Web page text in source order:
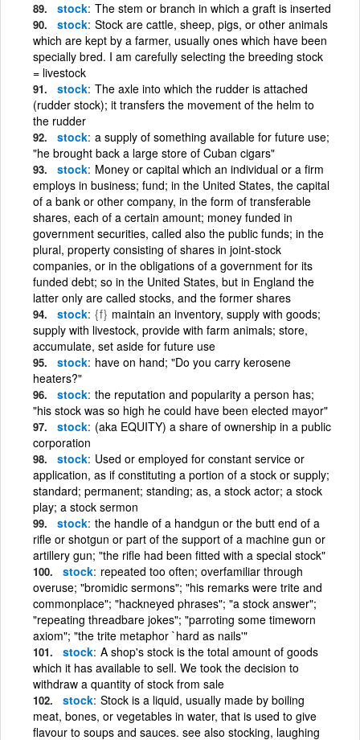
stock The stem or branch in which a graft is inserted
stock Stock are cattle, sheep, pigs, or other animals
which are kept by a farmer, usually ones which have been
specially bred. I am carefully selecting the breeding stock
= livestock
stock The axle into which the rudder is attached
(rudder stock); it transfers the movement of the helm to
the rudder
stock a supply of something available for future use;
"he brought back a large store of Cuban cigars"
stock Money or capital which an individual or a firm
employs in business; fund; in the United States, the capital
of a bank or other company, in the form of transferable
shares, each of a certain amount; money funded in
government securities, called also the public funds; in the
plural, property consisting of shares in joint-stock
companies, or in the obligations of a government for its
funded debt; so in the United States, but in England the
latter only are called stocks, and the former shares
stock {f} maintain an inventory, supply with goods;
supply with livestock, provide with farm animals; store,
accumulate, set aside for future use
stock have on hand; "Do you carry kerosene
heaters?"
stock the reputation and popularity a person has;
"his stock was so high he could have been elected mayor"
stock (aka EQUITY) a share of ownership in a public
corporation
stock Used or employed for constant service or
application, as if constituting a portion of a stock or supply;
standard; permanent; standing; as, a stock actor; a stock
play; a stock sermon
stock the handle of a handgun or the butt end of a
rifle or shotgun or part of the support of a machine gun or
artillery gun; "the rifle had been fitted with a special stock"
stock repeated too often; overfamiliar through
overuse; "bromidic sermons"; "his remarks were trite and
commonplace"; "hackneyed phrases"; "a stock answer";
"repeating threadbare jokes"; "parroting some timeworn
axiom"; "the trite metaphor `hard as nails'"
stock A shop's stock is the total amount of goods
which it has available to sell. We took the decision to
withdraw a quantity of stock from sale
stock Stock is a liquid, usually made by boiling
meat, bones, or vegetables in water, that is used to give
flavour to soups and sauces. see also stocking, laughing